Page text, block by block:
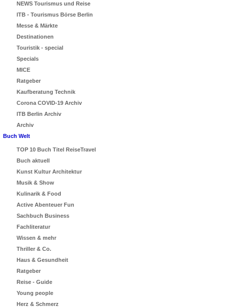
NEWS Tourismus und Reise
ITB - Tourismus Börse Berlin
Messe & Märkte
Destinationen
Touristik - special
Specials
MICE
Ratgeber
Kaufberatung Technik
Corona COVID-19 Archiv
ITB Berlin Archiv
Archiv
Buch Welt
TOP 10 Buch Titel ReiseTravel
Buch aktuell
Kunst Kultur Architektur
Musik & Show
Kulinarik & Food
Active Abenteuer Fun
Sachbuch Business
Fachliteratur
Wissen & mehr
Thriller & Co.
Haus & Gesundheit
Ratgeber
Reise - Guide
Young people
Herz & Schmerz